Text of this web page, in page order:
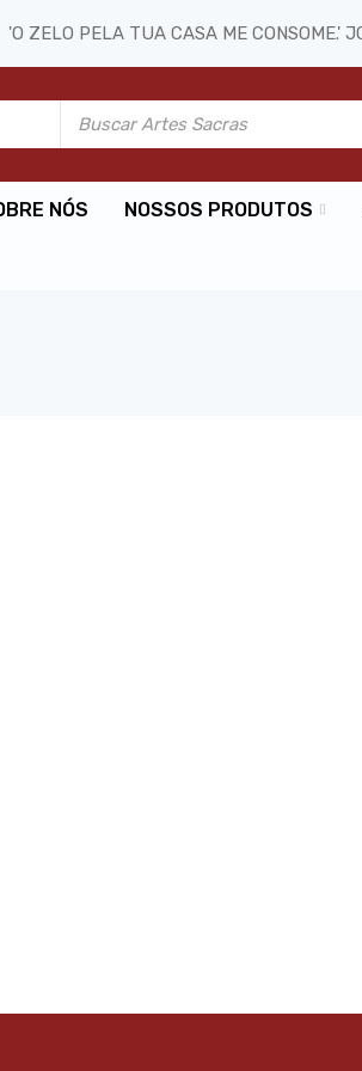
'O ZELO PELA TUA CASA ME CONSOME.'
NÓS NOSSOS PRODUTOS